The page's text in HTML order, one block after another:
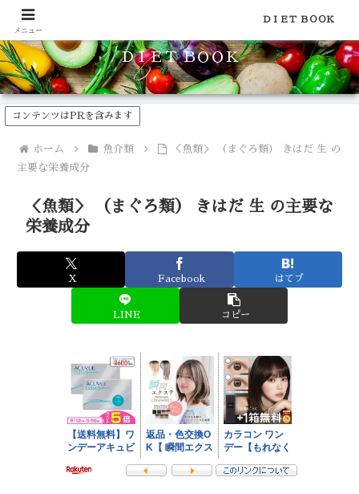
食品のカロリーや糖質などの栄養素がわかる！健康やダイエットに
ＤＩＥＴ ＢＯＯＫ
コンテンツはPRを含みます
ホーム 魚介類
＜魚類＞ （まぐろ類） きはだ 生 の
主要な栄養成分
＜魚類＞ （まぐろ類） きはだ 生 の主要な
栄養成分
X Facebook はてブ
LINE コピー
メニュー
ＤＩＥＴ ＢＯＯＫ